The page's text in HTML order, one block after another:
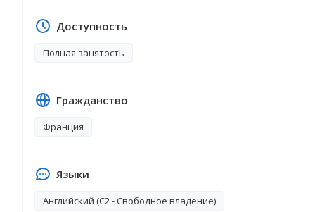
Доступность
Полная занятость
Гражданство
Франция
Языки
Английский (C2 - Свободное владение)